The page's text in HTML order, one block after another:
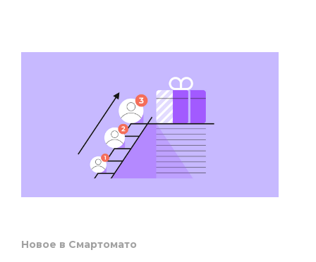
Новое в Смартомато
🍔
🍔
✏️